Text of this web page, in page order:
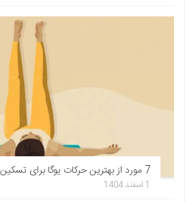
7 مورد از بهترین حرکات یوگا برای تسکین استرس
1 اسفند 1404